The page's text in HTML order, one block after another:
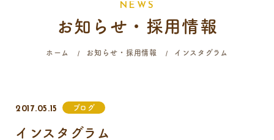
058-214-4071
9:00 - 12:00
16:00 - 19:00
N E W S
お知らせ・採用情報
ホーム お知らせ・採用情報 インスタグラム
2017.05.15 ブログ
インスタグラム